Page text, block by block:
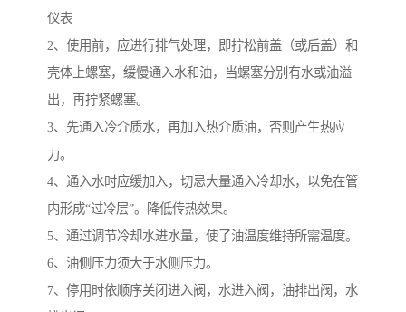
仪表
2、使用前，应进行排气处理，即拧松前盖（或后盖）和
壳体上螺塞，缓慢通入水和油，当螺塞分别有水或油溢
出，再拧紧螺塞。
3、先通入冷介质水，再加入热介质油，否则产生热应
力。
4、通入水时应缓加入，切忌大量通入冷却水，以免在管
内形成“过冷层”。降低传热效果。
5、通过调节冷却水进水量，使了油温度维持所需温度。
6、油侧压力须大于水侧压力。
7、停用时依顺序关闭进入阀，水进入阀，油排出阀，水